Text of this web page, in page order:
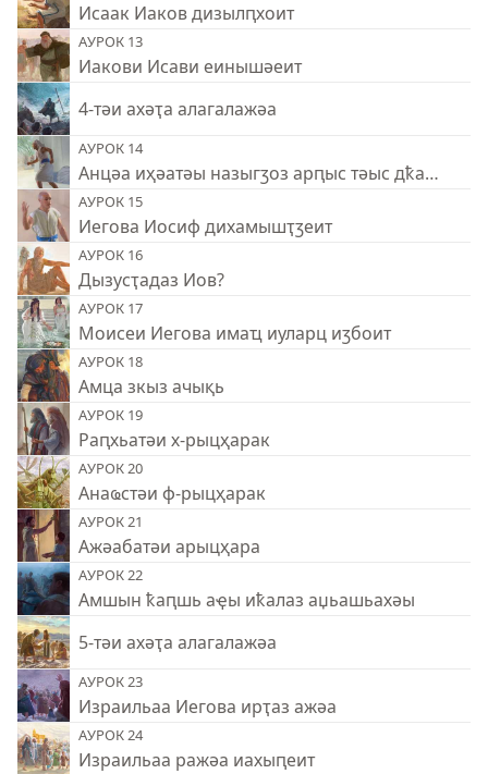
Исаак Иаков дизылԥхоит
АУРОК 13
Иакови Исави еинышәеит
4-тәи ахәҭа алагалажәа
АУРОК 14
Анцәа иҳәатәы назыгӡоз арԥыс тәыс дҟалоит
АУРОК 15
Иегова Иосиф дихамышҭӡеит
АУРОК 16
Дызусҭадаз Иов?
АУРОК 17
Моисеи Иегова имаҵ иуларц иӡбоит
АУРОК 18
Амца зкыз ачықь
АУРОК 19
Раԥхьатәи х-рыцҳарак
АУРОК 20
Анаҩстәи ф-рыцҳарак
АУРОК 21
Ажәабатәи арыцҳара
АУРОК 22
Амшын ҟаԥшь аҿы иҟалаз аџьашьахәы
5-тәи ахәҭа алагалажәа
АУРОК 23
Израильаа Иегова ирҭаз ажәа
АУРОК 24
Израильаа ражәа иахыԥеит